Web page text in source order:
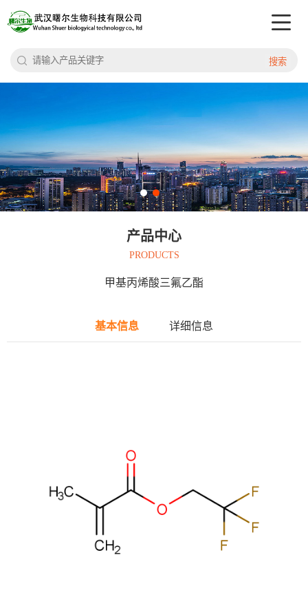
搜索
产品中心
PRODUCTS
甲基丙烯酸三氟乙酯
基本信息 详细信息